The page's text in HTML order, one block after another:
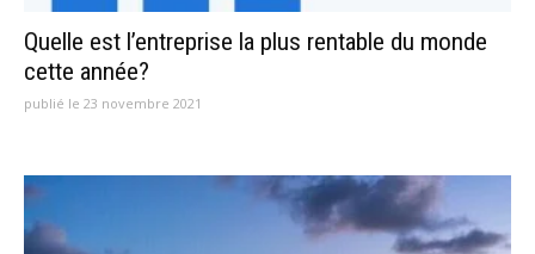
Quelle est l’entreprise la plus rentable du monde
cette année?
publié le 23 novembre 2021